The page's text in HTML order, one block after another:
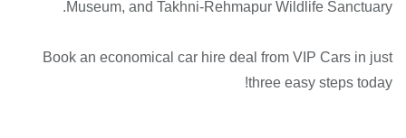
Museum, and Takhni-Rehmapur Wildlife Sanctuary.
Book an economical car hire deal from VIP Cars in just
three easy steps today!